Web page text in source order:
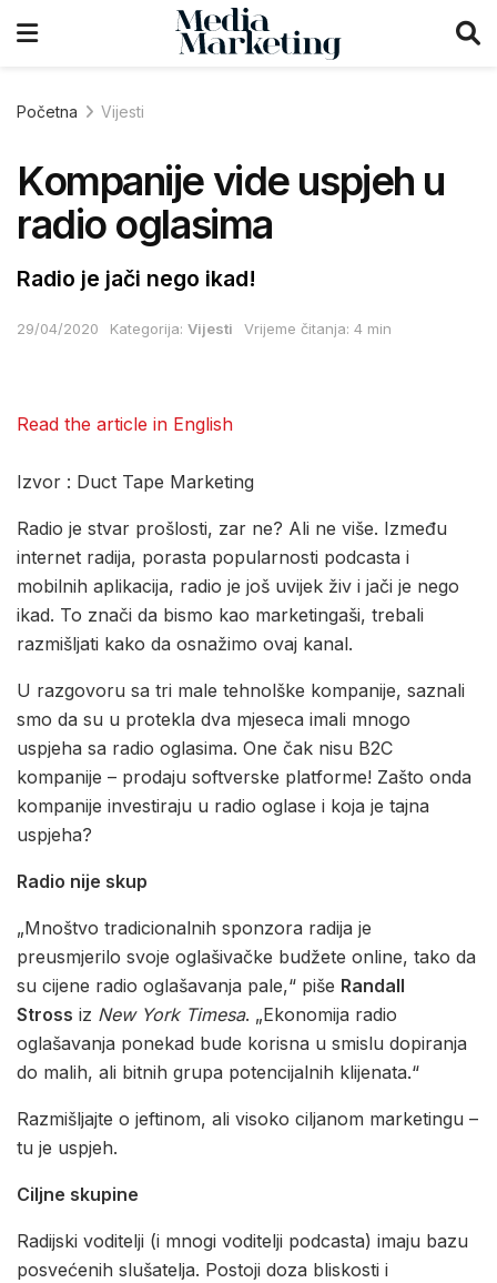
Početna Vijesti
Kompanije vide uspjeh u
radio oglasima
Radio je jači nego ikad!
29/04/2020 Kategorija: Vijesti Vrijeme čitanja: 4 min
Read the article in English
Izvor : Duct Tape Marketing
Radio je stvar prošlosti, zar ne? Ali ne više. Između
internet radija, porasta popularnosti podcasta i
mobilnih aplikacija, radio je još uvijek živ i jači je nego
ikad. To znači da bismo kao marketingaši, trebali
razmišljati kako da osnažimo ovaj kanal.
U razgovoru sa tri male tehnolške kompanije, saznali
smo da su u protekla dva mjeseca imali mnogo
uspjeha sa radio oglasima. One čak nisu B2C
kompanije – prodaju softverske platforme! Zašto onda
kompanije investiraju u radio oglase i koja je tajna
uspjeha?
Radio nije skup
„Mnoštvo tradicionalnih sponzora radija je
preusmjerilo svoje oglašivačke budžete online, tako da
su cijene radio oglašavanja pale,“ piše Randall
Stross iz New York Timesa. „Ekonomija radio
oglašavanja ponekad bude korisna u smislu dopiranja
do malih, ali bitnih grupa potencijalnih klijenata.“
Razmišljajte o jeftinom, ali visoko ciljanom marketingu –
tu je uspjeh.
Ciljne skupine
Radijski voditelji (i mnogi voditelji podcasta) imaju bazu
posvećenih slušatelja. Postoji doza bliskosti i